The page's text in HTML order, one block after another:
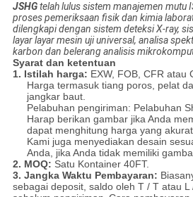
JSHGtelah lulus sistem manajemen mutu
proses pemeriksaan fisik dan kimia
dilengkapi dengan sistem deteksi X-ray,
layar layar mesin uji universal, analisa
karbon dan belerang analisis
Syarat dan ketentuan
1. Istilah harga: EXW, FOB, CFR atau
Harga termasuk tiang poros, pelat
jangkar baut.
Pelabuhan pengiriman: Pelabuhan
Harap berikan gambar jika Anda
dapat menghitung harga yang akurat
Kami juga menyediakan desain
Anda, jika Anda tidak memiliki
2. MOQ: Satu Kontainer 40FT.
3. Jangka Waktu Pembayaran:
sebagai deposit, saldo oleh T / T atau